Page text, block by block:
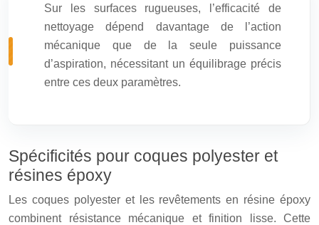
Sur les surfaces rugueuses, l’efficacité de
nettoyage dépend davantage de l’action
mécanique que de la seule puissance
d’aspiration, nécessitant un équilibrage précis
entre ces deux paramètres.
Spécificités pour coques polyester et
résines époxy
Les coques polyester et les revêtements en résine époxy
combinent résistance mécanique et finition lisse. Cette